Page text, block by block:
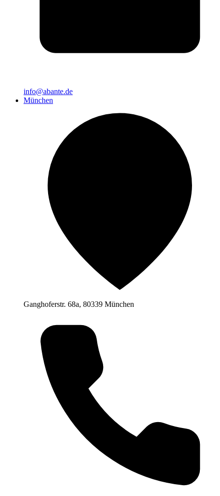
info@abante.de
München
Ganghoferstr. 68a, 80339 München